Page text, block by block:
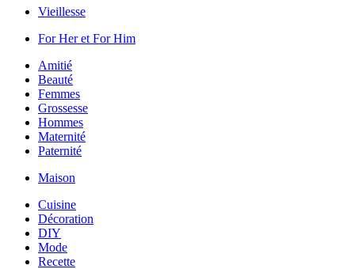
Vieillesse
For Her et For Him
Amitié
Beauté
Femmes
Grossesse
Hommes
Maternité
Paternité
Maison
Cuisine
Décoration
DIY
Mode
Recette